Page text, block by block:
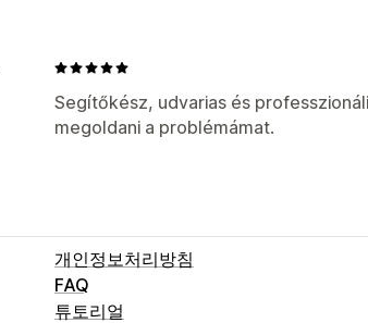
Segítőkész, udvarias és
megoldani a problémámat.
개인정보처리방침
FAQ
튜토리얼